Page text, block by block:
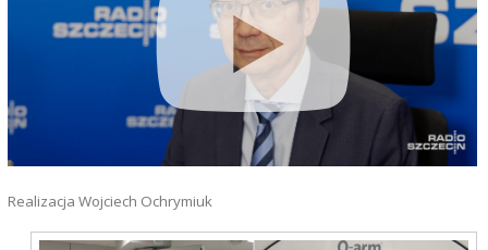
Realizacja Wojciech Ochrymiuk